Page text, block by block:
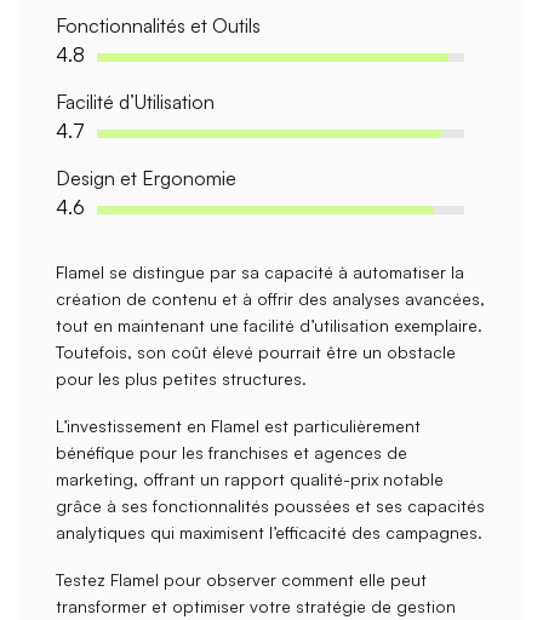
Fonctionnalités et Outils
4.8
Facilité d’Utilisation
4.7
Design et Ergonomie
4.6
Flamel se distingue par sa capacité à automatiser la
création de contenu et à offrir des analyses avancées,
tout en maintenant unefacilité d’utilisation exemplaire.
Toutefois, son coût élevé pourrait être un obstacle
pour les plus petites structures.
L’investissement en Flamel est particulièrement
bénéfique pour les franchises et agences de
marketing, offrant un rapport qualité-prix notable
grâce à ses fonctionnalités poussées et ses capacités
analytiques qui maximisent l’efficacité des campagnes.
Testez Flamel pour observer comment elle peut
transformer et optimiser votre stratégie de gestion